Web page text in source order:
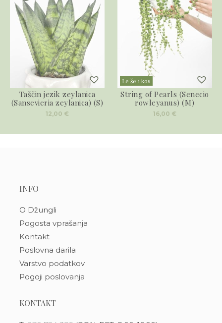
Taščin jezik zeylanica
(Sansevieria zeylanica) (S)
12,00 €
Le še 1 kos
String of Pearls (Senecio
rowleyanus) (M)
16,00 €
INFO
O Džungli
Pogosta vprašanja
Kontakt
Poslovna darila
Varstvo podatkov
Pogoji poslovanja
KONTAKT